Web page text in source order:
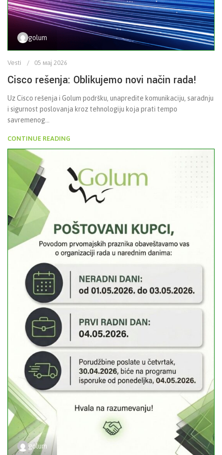
golum
Vesti 05 мај 2026
Cisco rešenja: Oblikujemo novi način rada!
Uz Cisco rešenja i Golum podršku, unapredite komunikaciju, saradnju
i sigurnost poslovanja kroz tehnologiju koja prati tempo
savremenog...
CONTINUE READING
golum